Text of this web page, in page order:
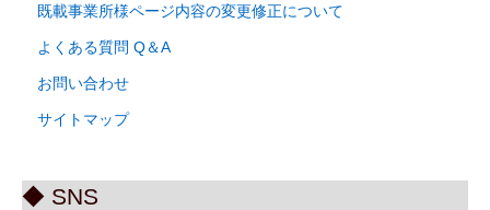
既載事業所様ページ内容の変更修正について
よくある質問 Q＆A
お問い合わせ
サイトマップ
◆ SNS